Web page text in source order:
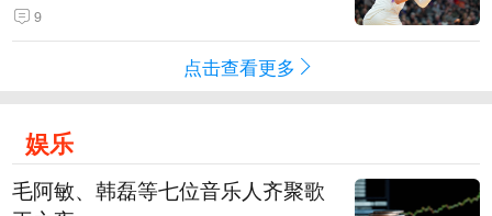
9
点击查看更多
娱乐
毛阿敏、韩磊等七位音乐人齐聚歌